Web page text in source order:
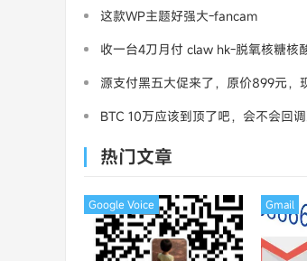
这款WP主题好强大-fancam
收一台4刀月付 claw hk-脱氧核糖核
源支付黑五大促来了，原价899元，
BTC 10万应该到顶了吧，会不会回
热门文章
Google Voice Gmail